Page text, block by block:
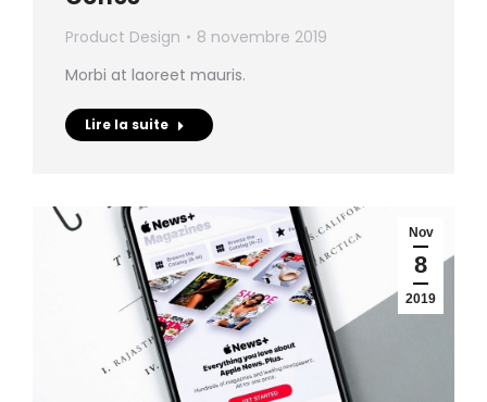
Product Design
8 novembre 2019
Morbi at laoreet mauris.
Lire la suite
Nov
8
2019